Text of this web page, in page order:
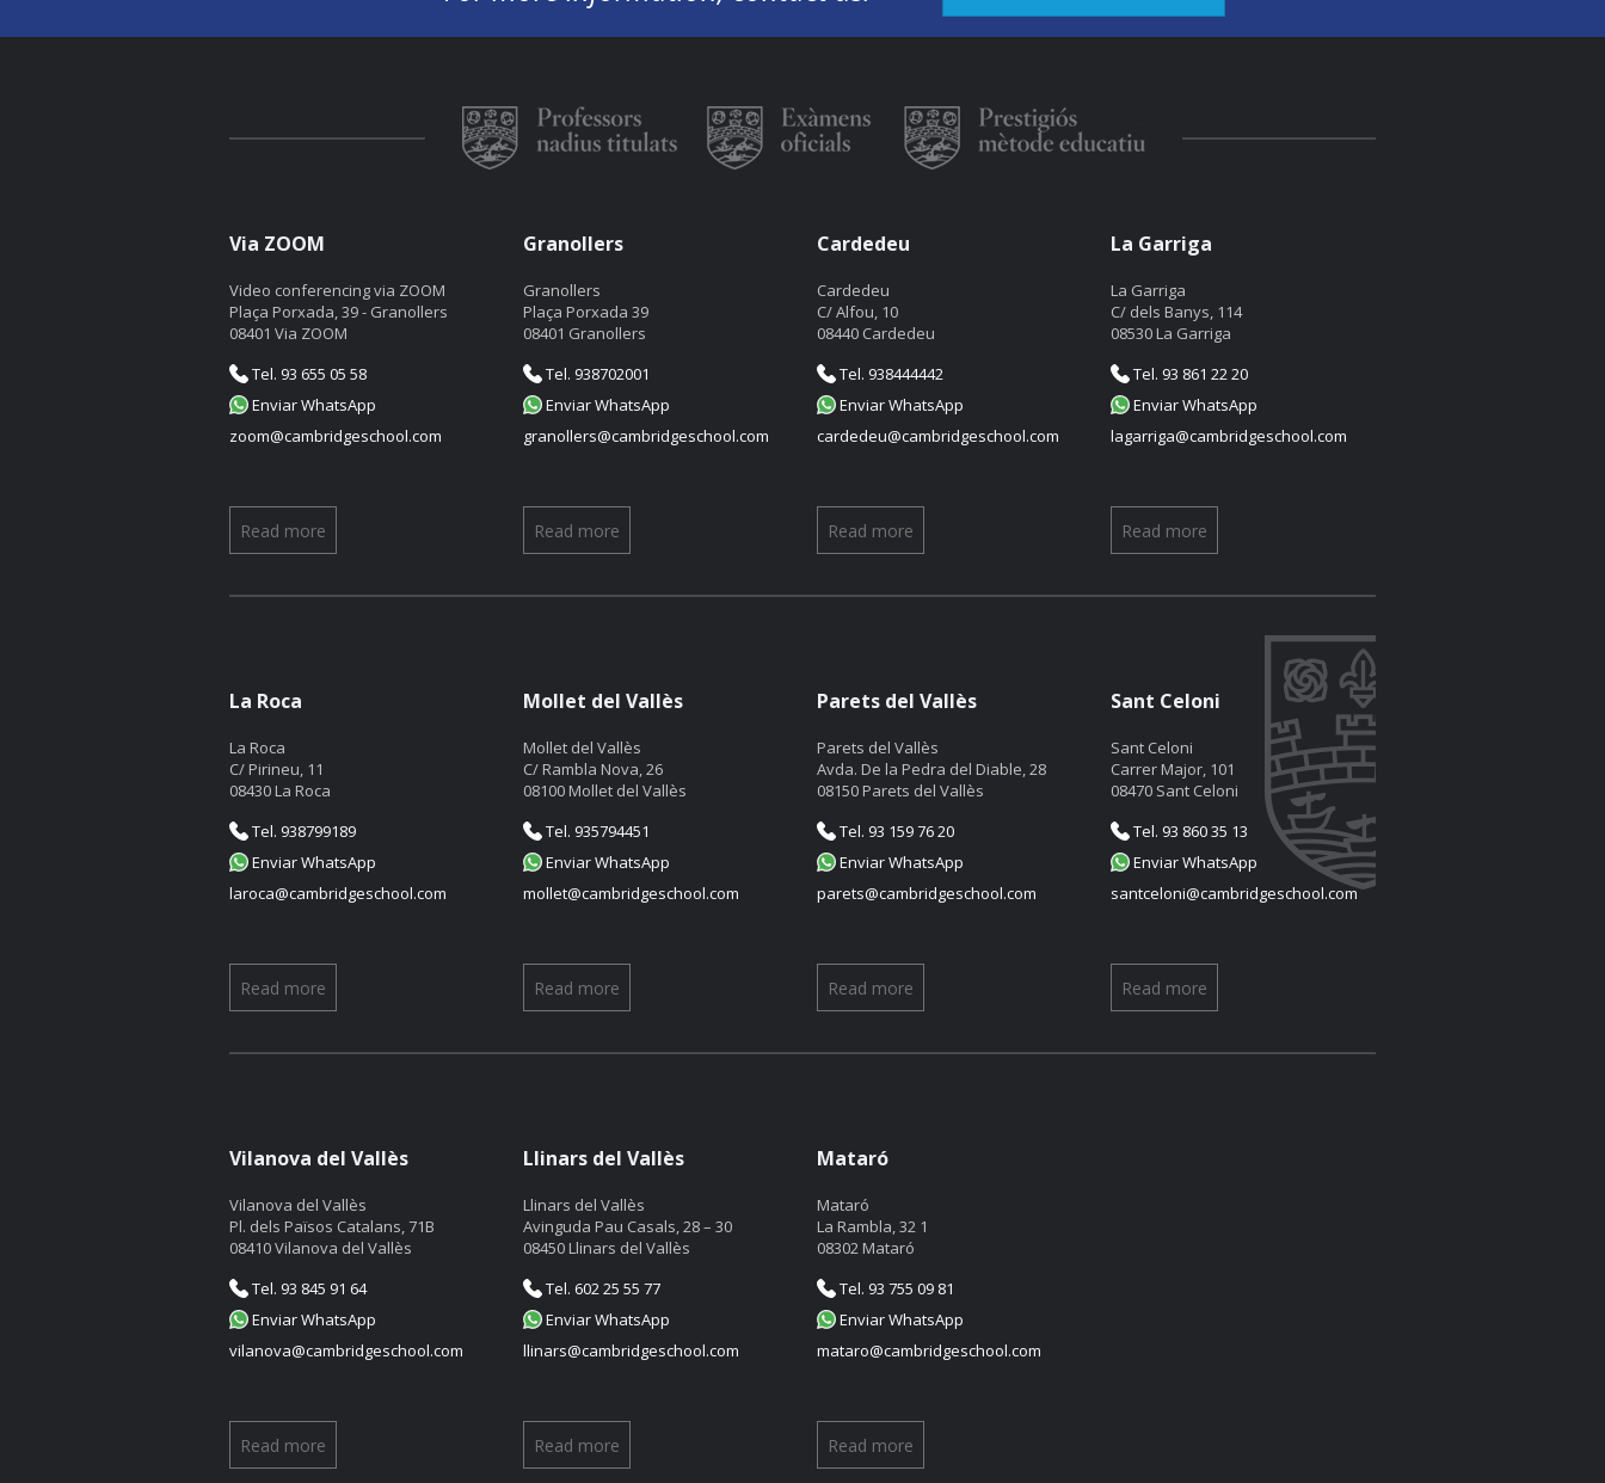
Via ZOOM
Video conferencing via ZOOM
Plaça Porxada, 39 - Granollers
08401 Via ZOOM
Tel. 93 655 05 58
Enviar WhatsApp
zoom@cambridgeschool.com
Read more
Granollers
Granollers
Plaça Porxada 39
08401 Granollers
Tel. 938702001
Enviar WhatsApp
granollers@cambridgeschool.com
Read more
Cardedeu
Cardedeu
C/ Alfou, 10
08440 Cardedeu
Tel. 938444442
Enviar WhatsApp
cardedeu@cambridgeschool.com
Read more
La Garriga
La Garriga
C/ dels Banys, 114
08530 La Garriga
Tel. 93 861 22 20
Enviar WhatsApp
lagarriga@cambridgeschool.com
Read more
La Roca
La Roca
C/ Pirineu, 11
08430 La Roca
Tel. 938799189
Enviar WhatsApp
laroca@cambridgeschool.com
Read more
Mollet del Vallès
Mollet del Vallès
C/ Rambla Nova, 26
08100 Mollet del Vallès
Tel. 935794451
Enviar WhatsApp
mollet@cambridgeschool.com
Read more
Parets del Vallès
Parets del Vallès
Avda. De la Pedra del Diable, 28
08150 Parets del Vallès
Tel. 93 159 76 20
Enviar WhatsApp
parets@cambridgeschool.com
Read more
Sant Celoni
Sant Celoni
Carrer Major, 101
08470 Sant Celoni
Tel. 93 860 35 13
Enviar WhatsApp
santceloni@cambridgeschool.com
Read more
Vilanova del Vallès
Vilanova del Vallès
Pl. dels Països Catalans, 71B
08410 Vilanova del Vallès
Tel. 93 845 91 64
Enviar WhatsApp
vilanova@cambridgeschool.com
Read more
Llinars del Vallès
Llinars del Vallès
Avinguda Pau Casals, 28 – 30
08450 Llinars del Vallès
Tel. 602 25 55 77
Enviar WhatsApp
llinars@cambridgeschool.com
Read more
Mataró
Mataró
La Rambla, 32 1
08302 Mataró
Tel. 93 755 09 81
Enviar WhatsApp
mataro@cambridgeschool.com
Read more